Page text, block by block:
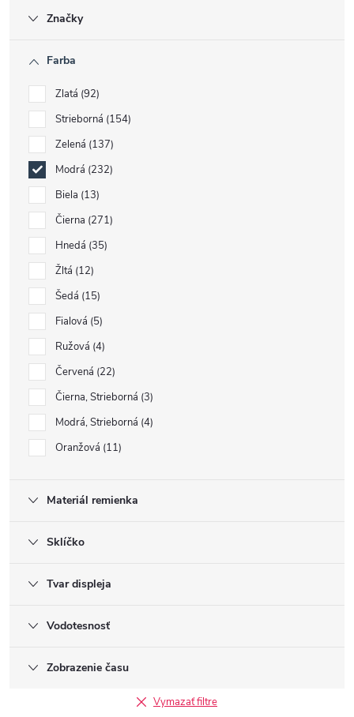
Značky
Farba
Zlatá 92
Strieborná 154
Zelená 137
Modrá 232
Biela 13
Čierna 271
Hnedá 35
Žltá 12
Šedá 15
Fialová 5
Ružová 4
Červená 22
Čierna, Strieborná 3
Modrá, Strieborná 4
Oranžová 11
Materiál remienka
Sklíčko
Tvar displeja
Vodotesnosť
Zobrazenie času
Vymazať filtre